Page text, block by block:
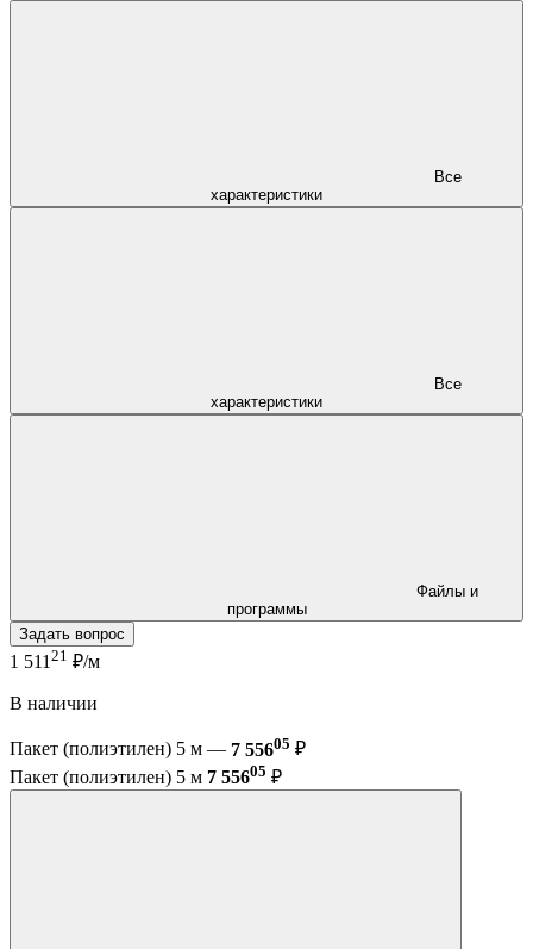
характеристики
характеристики
программы
Задать вопрос
1 511 21 ₽/м
В наличии
Пакет (полиэтилен) 5 м — 7 55605 ₽
Пакет (полиэтилен) 5 м 7 55605 ₽